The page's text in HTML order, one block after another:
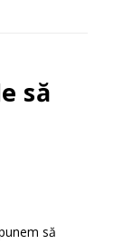
să
să